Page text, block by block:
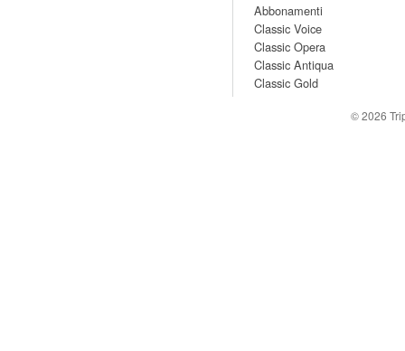
Abbonamenti
Classic Voice
Classic Opera
Classic Antiqua
Classic Gold
© 2026